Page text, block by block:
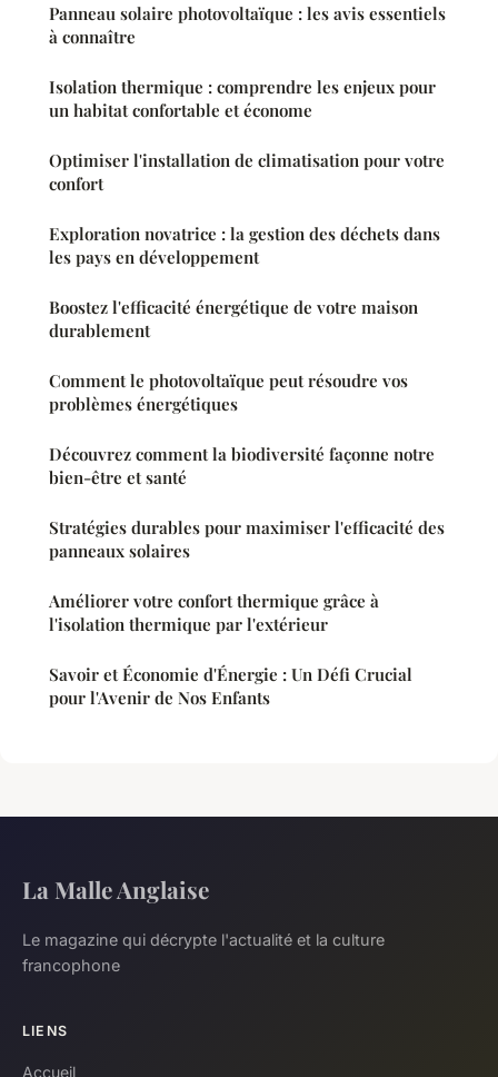
Panneau solaire photovoltaïque : les avis essentiels
à connaître
Isolation thermique : comprendre les enjeux pour
un habitat confortable et économe
Optimiser l'installation de climatisation pour votre
confort
Exploration novatrice : la gestion des déchets dans
les pays en développement
Boostez l'efficacité énergétique de votre maison
durablement
Comment le photovoltaïque peut résoudre vos
problèmes énergétiques
Découvrez comment la biodiversité façonne notre
bien-être et santé
Stratégies durables pour maximiser l'efficacité des
panneaux solaires
Améliorer votre confort thermique grâce à
l'isolation thermique par l'extérieur
Savoir et Économie d'Énergie : Un Défi Crucial
pour l'Avenir de Nos Enfants
La Malle Anglaise
Le magazine qui décrypte l'actualité et la culture
francophone
LIENS
Accueil